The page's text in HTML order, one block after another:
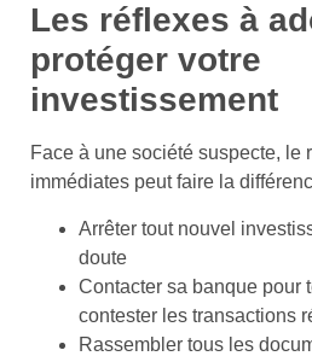
Les réflexes à
protéger votre
investissement
Face à une société suspecte, le
immédiates peut faire la
Arrêter tout nouvel
doute
Contacter sa banque pour
contester les transactions
Rassembler tous les